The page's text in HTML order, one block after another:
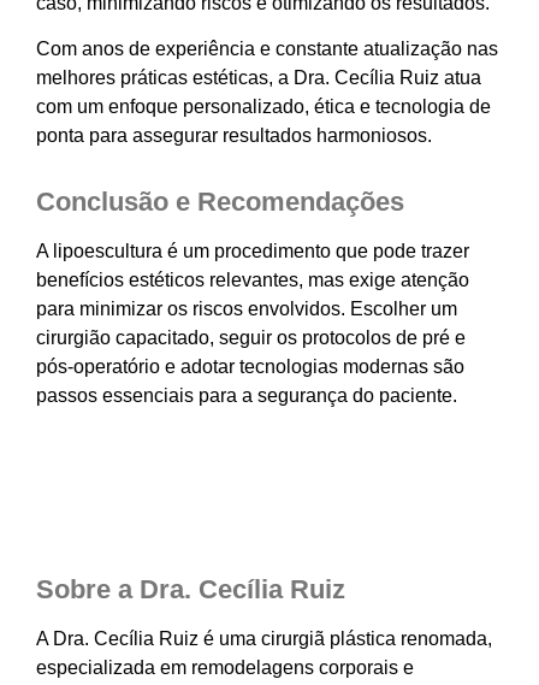
Com anos de experiência e constante atualização nas
melhores práticas estéticas, a Dra. Cecília Ruiz atua
com um enfoque personalizado, ética e tecnologia de
ponta para assegurar resultados harmoniosos.
Conclusão e Recomendações
A lipoescultura é um procedimento que pode trazer
benefícios estéticos relevantes, mas exige atenção
para minimizar os riscos envolvidos. Escolher um
cirurgião capacitado, seguir os protocolos de pré e
pós-operatório e adotar tecnologias modernas são
passos essenciais para a segurança do paciente.
Sobre a Dra. Cecília Ruiz
A Dra. Cecília Ruiz é uma cirurgiã plástica renomada,
especializada em remodelagens corporais e